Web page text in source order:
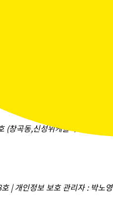
창곡동,신성위케슬타워)
| 개인정보 보호 관리자 : 박노영